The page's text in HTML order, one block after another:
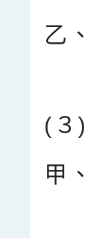
乙、
(３)
甲、